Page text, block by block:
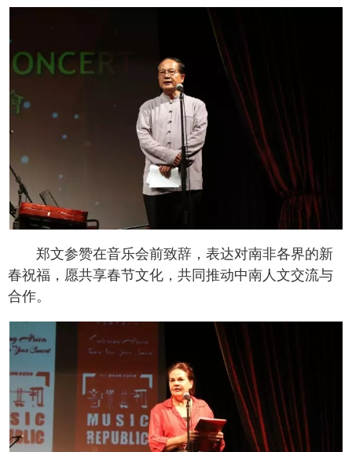
郑文参赞在音乐会前致辞，表达对南非各界的新
春祝福，愿共享春节文化，共同推动中南人文交流与
合作。